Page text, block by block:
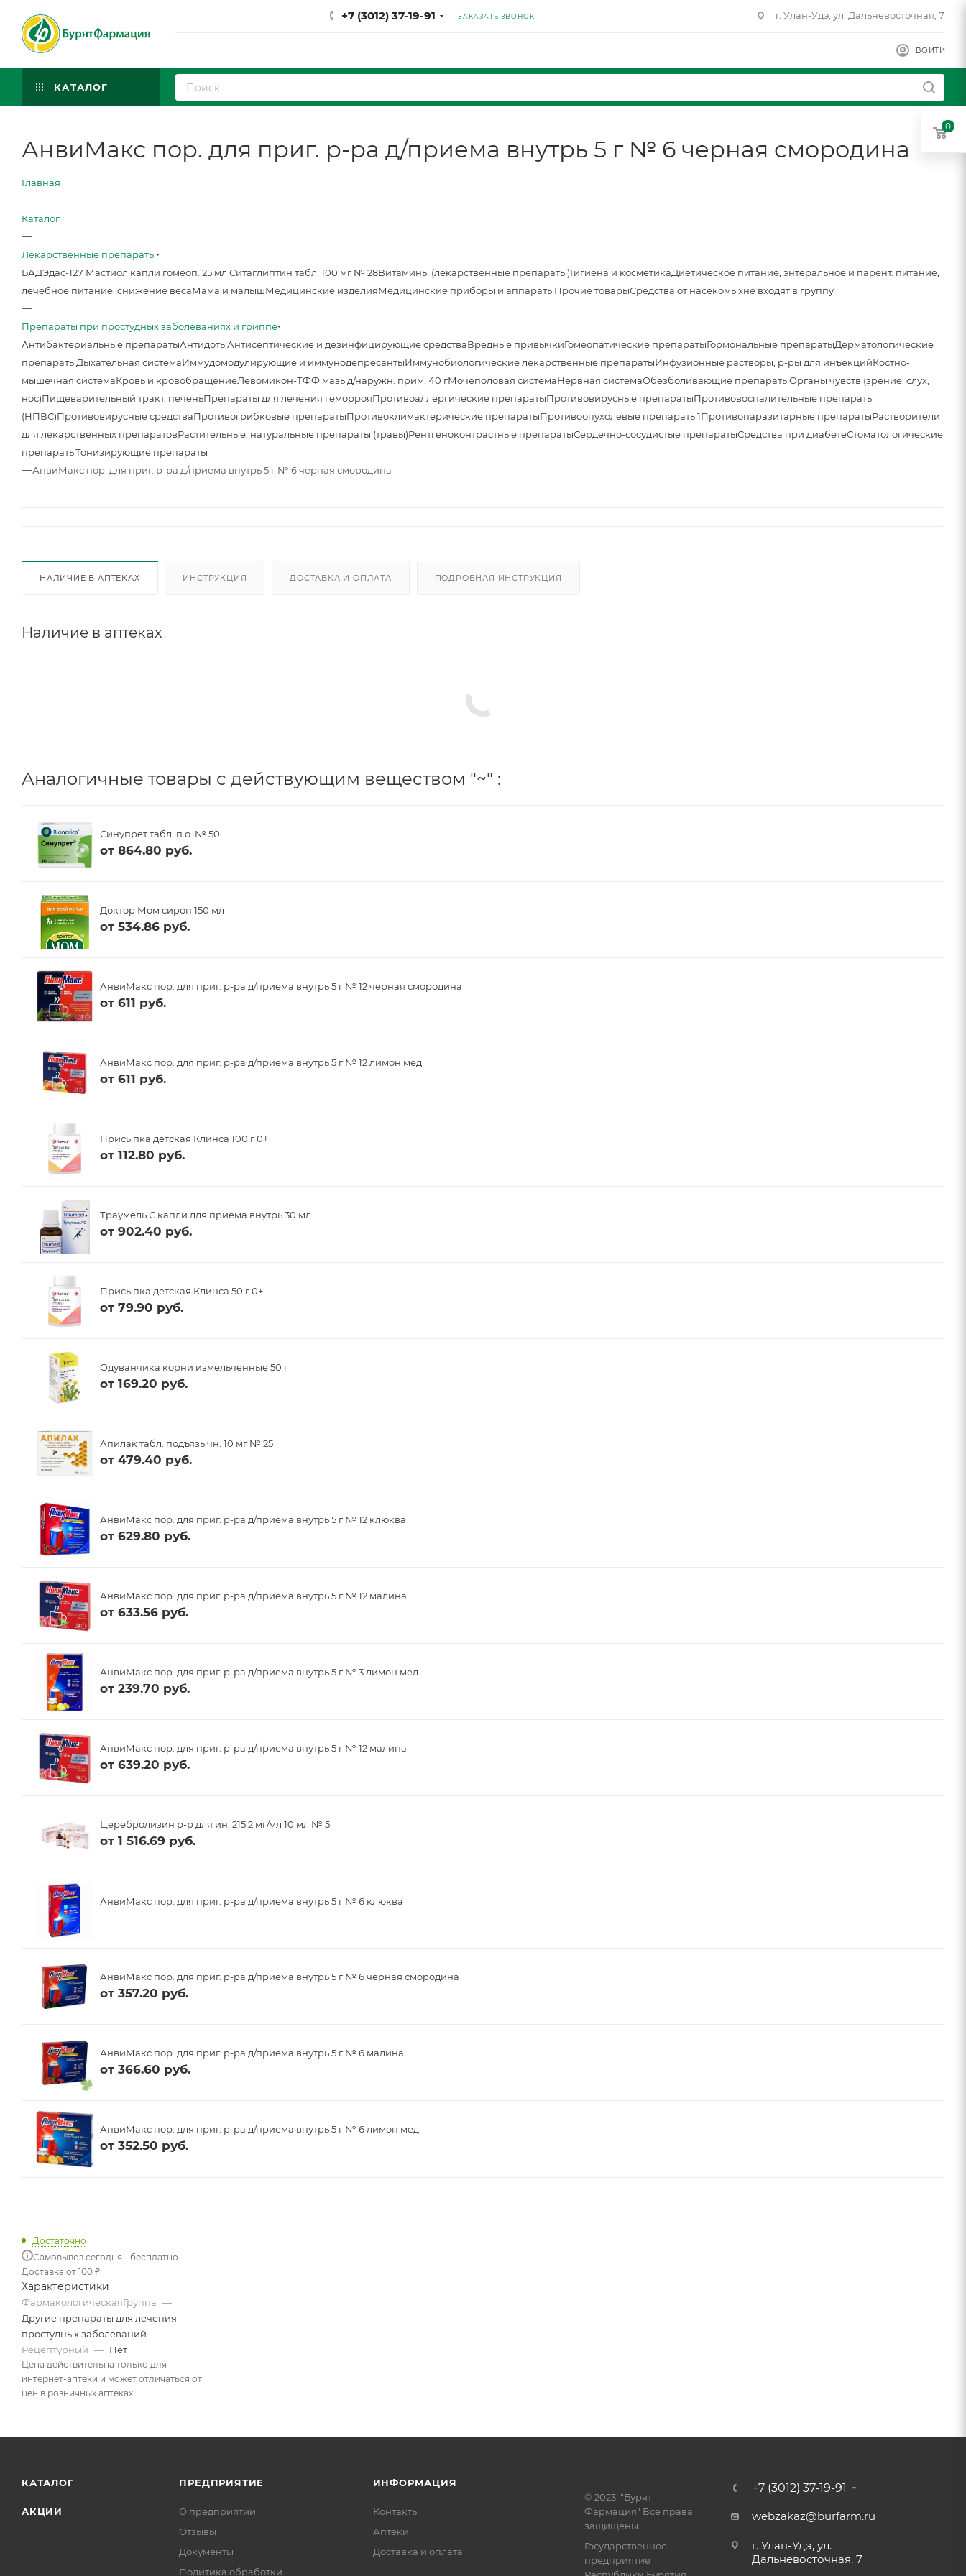
+7 (3012) 37-19-91 ЗАКАЗАТЬ ЗВОНОК г. Улан-Удэ, ул. Дальневосточная, 7
ВОЙТИ
КАТАЛОГ
АнвиМакс пор. для приг. р-ра д/приема внутрь 5 г № 6 черная смородина
Главная
—
Каталог
—
Лекарственные препараты
БАДЭдас-127 Мастиол капли гомеоп. 25 мл Ситаглиптин табл. 100 мг № 28Витамины (лекарственные препараты)Гигиена и косметикаДиетическое питание, энтеральное и парент. питание,
лечебное питание, снижение весаМама и малышМедицинские изделияМедицинские приборы и аппаратыПрочие товарыСредства от насекомыхне входят в группу
—
Препараты при простудных заболеваниях и гриппе
Антибактериальные препаратыАнтидотыАнтисептические и дезинфицирующие средстваВредные привычкиГомеопатические препаратыГормональные препаратыДерматологические
препаратыДыхательная системаИммудомодулирующие и иммунодепресантыИммунобиологические лекарственные препаратыИнфузионные растворы, р-ры для инъекцийКостно-
мышечная системаКровь и кровобращениеЛевомикон-ТФФ мазь д/наружн. прим. 40 гМочеполовая системаНервная системаОбезболивающие препаратыОрганы чувств (зрение, слух,
нос)Пищеварительный тракт, печеньПрепараты для лечения геморрояПротивоаллергические препаратыПротивовирусные препаратыПротивовоспалительные препараты
(НПВС)Противовирусные средстваПротивогрибковые препаратыПротивоклимактерические препаратыПротивоопухолевые препараты1Противопаразитарные препаратыРастворители
для лекарственных препаратовРастительные, натуральные препараты (травы)Рентгеноконтрастные препаратыСердечно-сосудистые препаратыСредства при диабетеСтоматологические
препаратыТонизирующие препараты
—АнвиМакс пор. для приг. р-ра д/приема внутрь 5 г № 6 черная смородина
НАЛИЧИЕ В АПТЕКАХ ИНСТРУКЦИЯ ДОСТАВКА И ОПЛАТА ПОДРОБНАЯ ИНСТРУКЦИЯ
Наличие в аптеках
Аналогичные товары с действующим веществом "~" :
Синупрет табл. п.о. № 50
от 864.80 руб.
Доктор Мом сироп 150 мл
от 534.86 руб.
АнвиМакс пор. для приг. р-ра д/приема внутрь 5 г № 12 черная смородина
от 611 руб.
АнвиМакс пор. для приг. р-ра д/приема внутрь 5 г № 12 лимон мед
от 611 руб.
Присыпка детская Клинса 100 г 0+
от 112.80 руб.
Траумель С капли для приема внутрь 30 мл
от 902.40 руб.
Присыпка детская Клинса 50 г 0+
от 79.90 руб.
Одуванчика корни измельченные 50 г
от 169.20 руб.
Апилак табл. подъязычн. 10 мг № 25
от 479.40 руб.
АнвиМакс пор. для приг. р-ра д/приема внутрь 5 г № 12 клюква
от 629.80 руб.
АнвиМакс пор. для приг. р-ра д/приема внутрь 5 г № 12 малина
от 633.56 руб.
АнвиМакс пор. для приг. р-ра д/приема внутрь 5 г № 3 лимон мед
от 239.70 руб.
АнвиМакс пор. для приг. р-ра д/приема внутрь 5 г № 12 малина
от 639.20 руб.
Церебролизин р-р для ин. 215.2 мг/мл 10 мл № 5
от 1 516.69 руб.
АнвиМакс пор. для приг. р-ра д/приема внутрь 5 г № 6 клюква
АнвиМакс пор. для приг. р-ра д/приема внутрь 5 г № 6 черная смородина
от 357.20 руб.
АнвиМакс пор. для приг. р-ра д/приема внутрь 5 г № 6 малина
от 366.60 руб.
АнвиМакс пор. для приг. р-ра д/приема внутрь 5 г № 6 лимон мед
от 352.50 руб.
Достаточно
Самовывоз сегодня - бесплатно
Доставка от 100 ₽
Характеристики
ФармакологическаяГруппа —
Другие препараты для лечения
простудных заболеваний
Рецептурный — Нет
Цена действительна только для
интернет-аптеки и может отличаться от
цен в розничных аптеках
КАТАЛОГ
АКЦИИ
ПРЕДПРИЯТИЕ
О предприятии
Отзывы
Документы
Политика обработки
ИНФОРМАЦИЯ
Контакты
Аптеки
Доставка и оплата
© 2023. "Бурят-
Фармация" Все права
защищены
Государственное
предприятие
+7 (3012) 37-19-91
webzakaz@burfarm.ru
г. Улан-Удэ, ул.
Дальневосточная, 7
0